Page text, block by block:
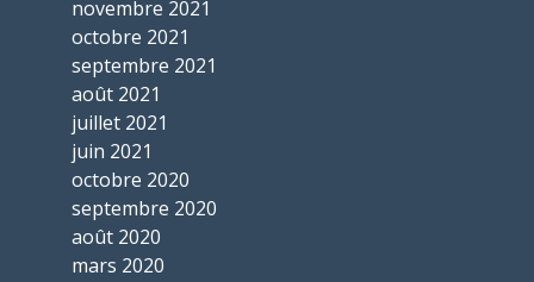
novembre 2021
octobre 2021
septembre 2021
août 2021
juillet 2021
juin 2021
octobre 2020
septembre 2020
août 2020
mars 2020